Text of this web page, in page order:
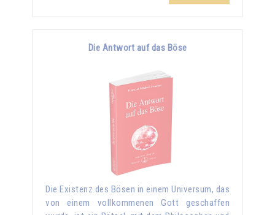
Die Antwort auf das Böse
Die Existenz des Bösen in einem Universum, das
von einem vollkommenen Gott geschaffen